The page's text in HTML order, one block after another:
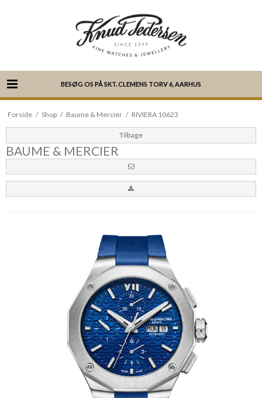
BESØG OS PÅ SKT. CLEMENS TORV 6, AARHUS
Forside / Shop / Baume & Mercier / RIVIERA 10623
Tilbage
BAUME & MERCIER